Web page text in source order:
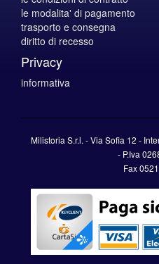
le modalita' di pagamento
trasporto e consegna
diritto di recesso
Privacy
informativa
Milistoria S.r.l. - Via Sofia 12 -
- P.Iva
Fax